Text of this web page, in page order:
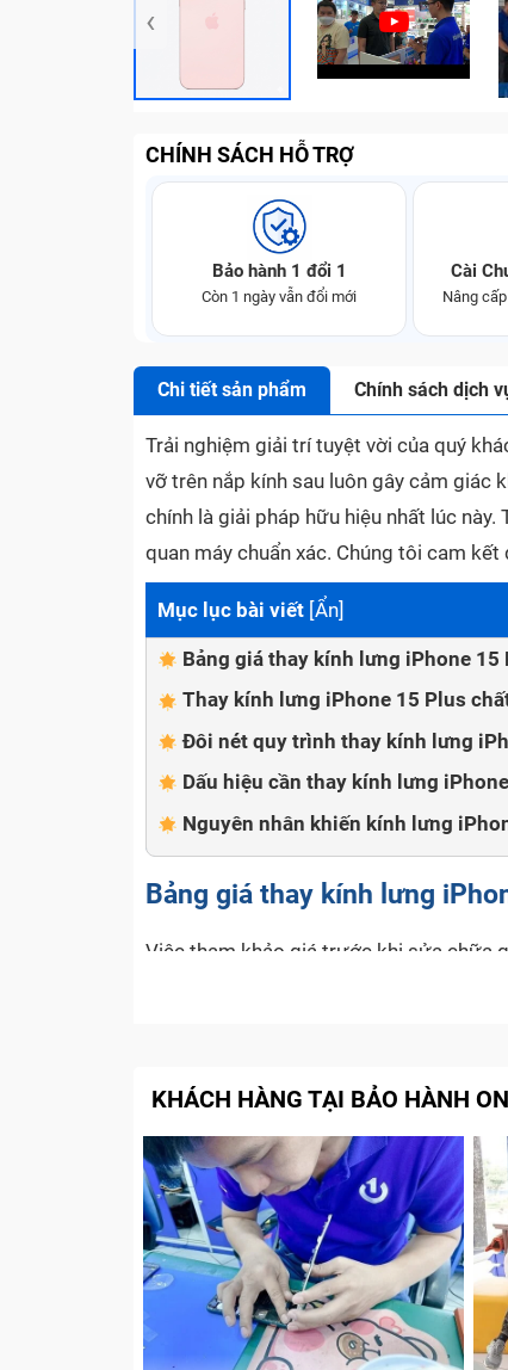
‹
CHÍNH SÁCH HỖ TRỢ
Bảo hành 1 đổi 1
Còn 1 ngày vẫn đổi mới
Cài
Nâng
Chi tiết sản phẩm Chính sách dịch
Trải nghiệm giải trí tuyệt vời của quý
vỡ trên nắp kính sau luôn gây cảm giác
chính là giải pháp hữu hiệu nhất lúc
quan máy chuẩn xác. Chúng tôi cam
Mục lục bài viết [Ẩn]
Bảng giá thay kính lưng iPhone
Thay kính lưng iPhone 15 Plus
Đôi nét quy trình thay kính lưng
Dấu hiệu cần thay kính lưng
Nguyên nhân khiến kính lưng
Bảng giá thay kính lưng
Việc tham khảo giá trước khi sửa chữa
cam kết mang đến mức giá cạnh tranh,
Kính lưng iPhone 15 Plus (Linh
Lưu ý:Giá dịch vụ có thể thay đổi tùy
nhất, quý khách vui lòng liên hệ
KHÁCH HÀNG TẠI BẢO HÀNH